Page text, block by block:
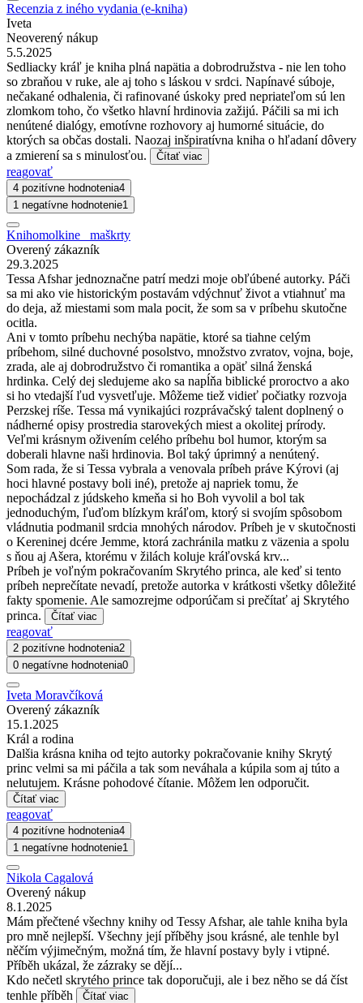
Recenzia z iného vydania (e-kniha)
Iveta
Neoverený nákup
5.5.2025
Sedliacky kráľ je kniha plná napätia a dobrodružstva - nie len toho
so zbraňou v ruke, ale aj toho s láskou v srdci. Napínavé súboje,
nečakané odhalenia, či rafinované úskoky pred nepriateľom sú len
zlomkom toho, čo všetko hlavní hrdinovia zažijú. Páčili sa mi ich
nenútené dialógy, emotívne rozhovory aj humorné situácie, do
ktorých sa občas dostali. Naozaj inšpiratívna kniha o hľadaní dôvery
a zmierení sa s minulosťou.
Čítať viac
reagovať
4 pozitívne hodnotenia4
1 negatívne hodnotenie1
Knihomolkine_ maškrty
Overený zákazník
29.3.2025
Tessa Afshar jednoznačne patrí medzi moje obľúbené autorky. Páči
sa mi ako vie historickým postavám vdýchnuť život a vtiahnuť ma
do deja, až miestami som mala pocit, že som sa v príbehu skutočne
ocitla.
Ani v tomto príbehu nechýba napätie, ktoré sa tiahne celým
príbehom, silné duchovné posolstvo, množstvo zvratov, vojna, boje,
zrada, ale aj dobrodružstvo či romantika a opäť silná ženská
hrdinka. Celý dej sledujeme ako sa napĺňa biblické proroctvo a ako
si ho vtedajší ľud vysvetľuje. Môžeme tiež vidieť počiatky rozvoja
Perzskej ríše. Tessa má vynikajúci rozprávačský talent doplnený o
nádherné opisy prostredia starovekých miest a okolitej prírody.
Veľmi krásnym oživením celého príbehu bol humor, ktorým sa
doberali hlavne naši hrdinovia. Bol taký úprimný a nenútený.
Som rada, že si Tessa vybrala a venovala príbeh práve Kýrovi (aj
hoci hlavné postavy boli iné), pretože aj napriek tomu, že
nepochádzal z júdskeho kmeňa si ho Boh vyvolil a bol tak
jednoduchým, ľuďom blízkym kráľom, ktorý si svojím spôsobom
vládnutia podmanil srdcia mnohých národov. Príbeh je v skutočnosti
o Kereninej dcére Jemme, ktorá zachránila matku z väzenia a spolu
s ňou aj Ašera, ktorému v žilách koluje kráľovská krv...
Príbeh je voľným pokračovaním Skrytého princa, ale keď si tento
príbeh neprečítate nevadí, pretože autorka v krátkosti všetky dôležité
fakty spomenie. Ale samozrejme odporúčam si prečítať aj Skrytého
princa.
Čítať viac
reagovať
2 pozitívne hodnotenia2
0 negatívne hodnotenia0
Iveta Moravčíková
Overený zákazník
15.1.2025
Král a rodina
Dalšia krásna kniha od tejto autorky pokračovanie knihy Skrytý
princ velmi sa mi páčila a tak som neváhala a kúpila som aj túto a
nelutujem. Krásne pohodové čítanie. Môžem len odporučit.
Čítať viac
reagovať
4 pozitívne hodnotenia4
1 negatívne hodnotenie1
Nikola Cagalová
Overený nákup
8.1.2025
Mám přečtené všechny knihy od Tessy Afshar, ale tahle kniha byla
pro mně nejlepší. Všechny její příběhy jsou krásné, ale tenhle byl
něčím výjimečným, možná tím, že hlavní postavy byly i vtipné.
Příběh ukázal, že zázraky se dějí...
Kdo nečetl skrytého prince tak doporučuji, ale i bez něho se dá číst
tenhle příběh
Čítať viac